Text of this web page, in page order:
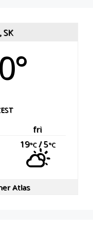
SK
fri
19°C/ 5°C
Atlas